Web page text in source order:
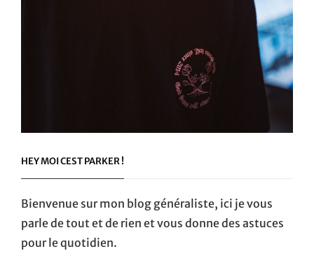
HEY MOI CEST PARKER !
Bienvenue sur mon blog généraliste, ici je vous
parle de tout et de rien et vous donne des astuces
pour le quotidien.